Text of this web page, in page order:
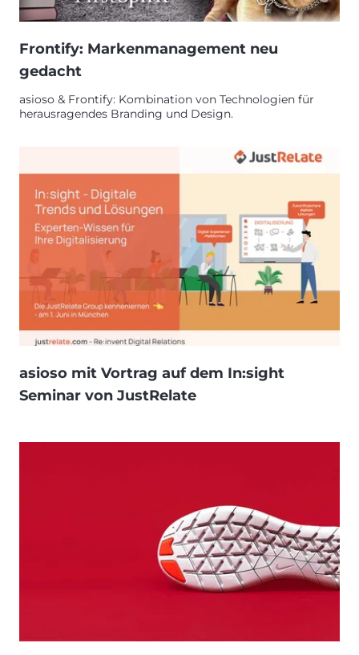
Frontify: Markenmanagement neu
gedacht
asioso & Frontify: Kombination von Technologien für
herausragendes Branding und Design.
asioso mit Vortrag auf dem In:sight
Seminar von JustRelate